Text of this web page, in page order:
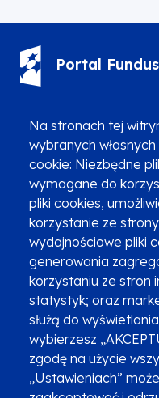
Na stronach tej
wybranych
cookie: Niezbędne
wymagane do
pliki cookies,
korzystanie ze
wydajnościowe pliki
generowania
korzystaniu ze stron
statystyk; oraz
służą do
wybierzesz
zgodę na użycie
„Ustawieniach”
Portal
Zgłoszenia
Newsletter
Najczęściej
Zobacz inne programy
Deklaracja dostępności